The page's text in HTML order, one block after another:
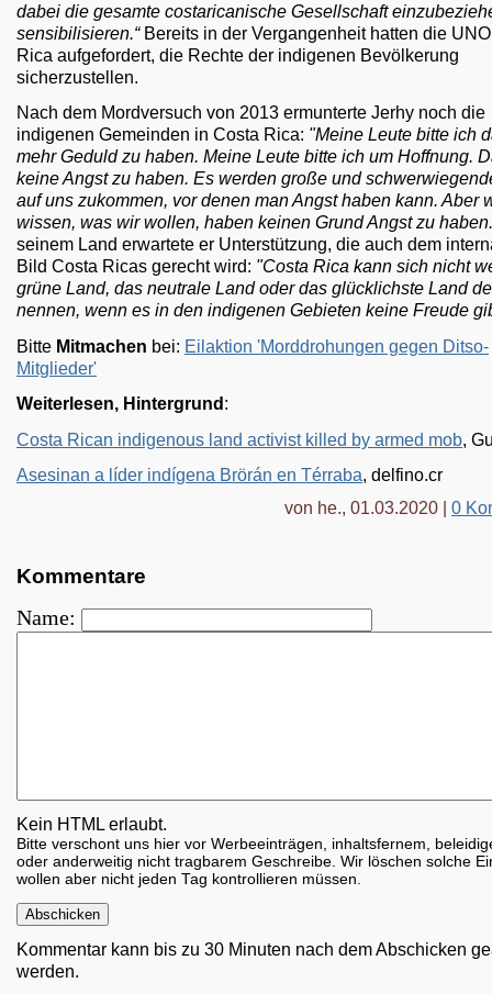
dabei die gesamte costaricanische Gesellschaft
sensibilisieren.“Bereits in der Vergangenheit hatten die
Rica aufgefordert, die Rechte der indigenen Bevölkerung
sicherzustellen.
Nach dem Mordversuch von 2013 ermunterte Jerhy noch die
indigenen Gemeinden in Costa Rica: "Meine Leute bitte ich
mehr Geduld zu haben. Meine Leute bitte ich um Hoffnung.
keine Angst zu haben. Es werden große und
auf uns zukommen, vor denen man Angst haben kann. Aber
wissen, was wir wollen, haben keinen Grund Angst zu
seinem Land erwartete er Unterstützung, die auch dem
Bild Costa Ricas gerecht wird: "Costa Rica kann sich nicht
grüne Land, das neutrale Land oder das glücklichste Land
nennen, wenn es in den indigenen Gebieten keine Freude
Bitte Mitmachen bei: Eilaktion 'Morddrohungen gegen Ditso-
Mitglieder'
Weiterlesen, Hintergrund :
Costa Rican indigenous land activist killed by armed mob,
Asesinan a líder indígena Brörán en Térraba, delfino.cr
von he., 01.03.2020 | 0
Kommentare
Name:
Kein HTML erlaubt.
Bitte verschont uns hier vor Werbeeinträgen, inhaltsfernem,
oder anderweitig nicht tragbarem Geschreibe. Wir löschen solche
wollen aber nicht jeden Tag kontrollieren müssen.
Kommentar kann bis zu 30 Minuten nach dem Abschicken
werden.